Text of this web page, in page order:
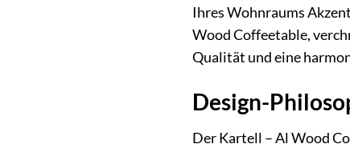
Ihres Wohnraums
Wood Coffeetable,
Qualität und eine
Design-
Der Kartell – Al Wood